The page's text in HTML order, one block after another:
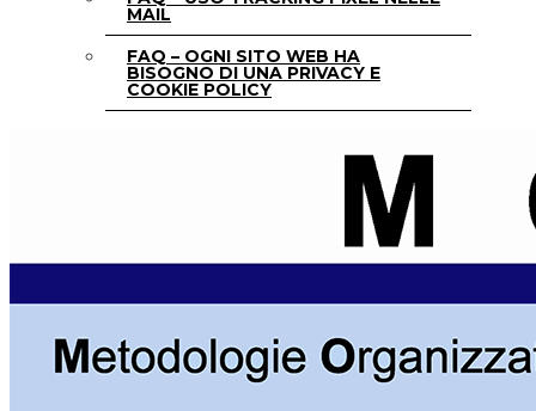
MAIL
FAQ – OGNI SITO WEB HA
BISOGNO DI UNA PRIVACY E
COOKIE POLICY